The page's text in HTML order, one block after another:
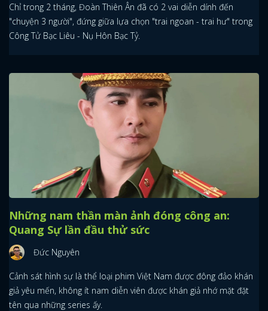
Chỉ trong 2 tháng, Đoàn Thiên Ân đã có 2 vai diễn dính đến
"chuyện 3 người", đứng giữa lựa chọn "trai ngoan - trai hư" trong
Công Tử Bạc Liêu - Nụ Hôn Bạc Tỷ.
Những nam thần màn ảnh đóng công an:
Quang Sự lần đầu thử sức
Đức Nguyên
Cảnh sát hình sự là thể loại phim Việt Nam được đông đảo khán
giả yêu mến, không ít nam diễn viên được khán giả nhớ mặt đặt
tên qua những series ấy.